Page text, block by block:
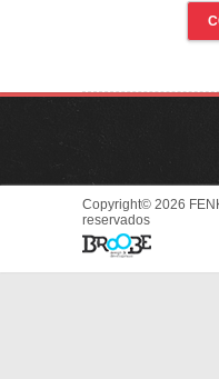
Copyright© 2026
reservados